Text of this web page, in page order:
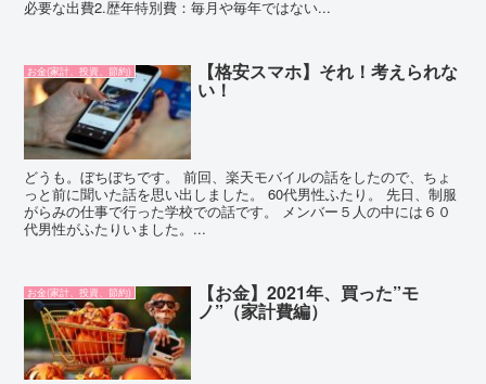
必要な出費2.歴年特別費：毎月や毎年ではない...
お金(家計、投資、節約) 【格安スマホ】それ！考えられな
い！
どうも。ぼちぼちです。 前回、楽天モバイルの話をしたので、ちょ
っと前に聞いた話を思い出しました。 60代男性ふたり。 先日、制服
がらみの仕事で行った学校での話です。 メンバー５人の中には６０
代男性がふたりいました。...
お金(家計、投資、節約) 【お金】2021年、買った”モ
ノ”（家計費編）